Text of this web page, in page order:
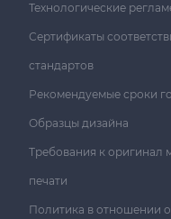
Технологические
Сертификаты
стандартов
Рекомендуемые сроки
Образцы дизайна
Требования к оригинал
печати
Политика в отношении